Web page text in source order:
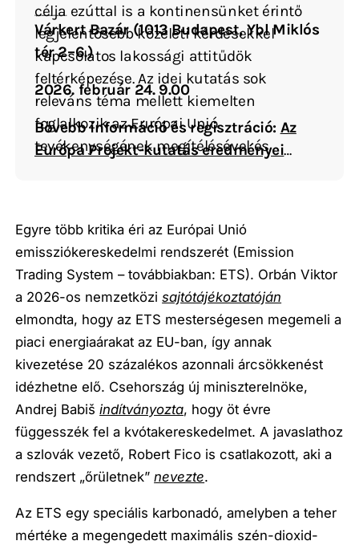
célja ezúttal is a kontinensünket érintő
legjelentősebb közéleti kérdésekkel
kapcsolatos lakossági attitűdök
feltérképezése. Az idei kutatás sok
releváns téma mellett kiemelten
foglalkozik az Európai Unió
tevékenységének megítélésével és
migráció kérdéseivel.
A legfrissebb adatok bemutatására az alábbiak szerint kerül sor:
Várkert Bazár (1013 Budapest, Ybl Miklós
tér 2–6.)
2026. február 24. 9.00
Bővebb információ és regisztráció: Az
Európa Projekt-kutatás eredményei
Egyre több kritika éri az Európai Unió
emissziókereskedelmi rendszerét (Emission
Trading System – továbbiakban: ETS). Orbán Viktor
a 2026-os nemzetközisajtótájékoztatóján
elmondta, hogy az ETS mesterségesen megemeli a
piaci energiaárakat az EU-ban, így annak
kivezetése 20 százalékos azonnali árcsökkenést
idézhetne elő. Csehország új miniszterelnöke,
Andrej Babišindítványozta, hogy öt évre
függesszék fel a kvótakereskedelmet. A javaslathoz
a szlovák vezető, Robert Fico is csatlakozott, aki a
rendszert „őrületnek”nevezte.
Az ETS egy speciális karbonadó, amelyben a teher
mértéke a megengedett maximális szén-dioxid-